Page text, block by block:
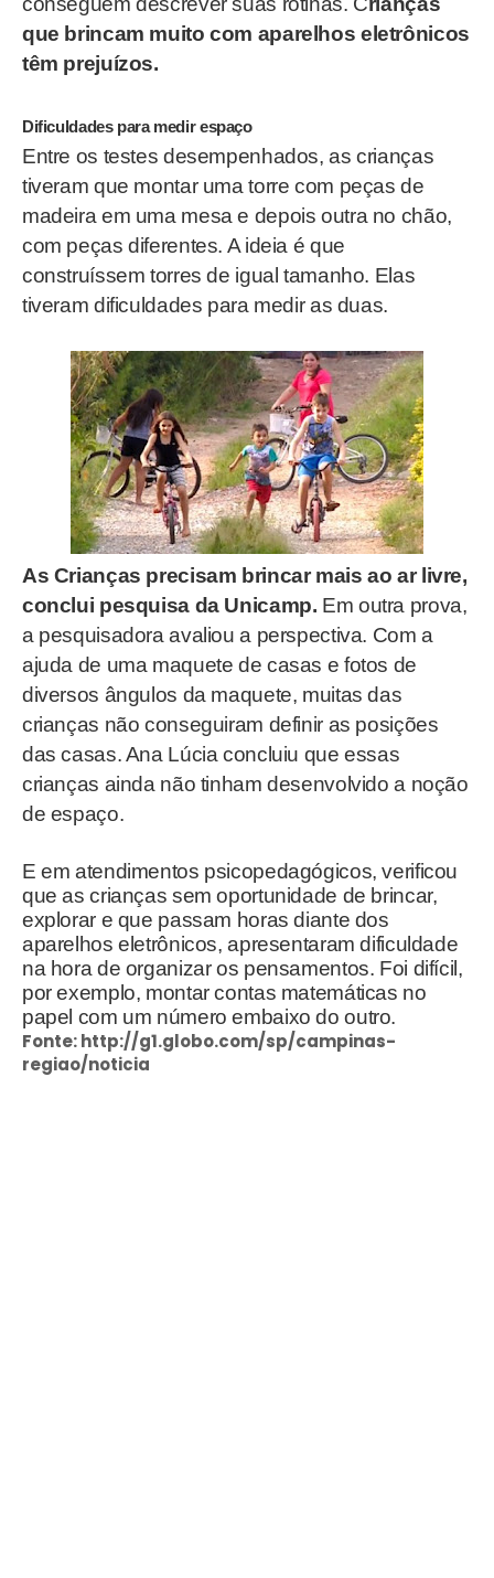
que brincam muito com aparelhos eletrônicos
têm prejuízos.
Dificuldades para medir espaço
Entre os testes desempenhados, as crianças
tiveram que montar uma torre com peças de
madeira em uma mesa e depois outra no chão,
com peças diferentes. A ideia é que
construíssem torres de igual tamanho. Elas
tiveram dificuldades para medir as duas.
As Crianças precisam brincar mais ao ar livre,
conclui pesquisa da Unicamp. Em outra prova,
a pesquisadora avaliou a perspectiva. Com a
ajuda de uma maquete de casas e fotos de
diversos ângulos da maquete, muitas das
crianças não conseguiram definir as posições
das casas. Ana Lúcia concluiu que essas
crianças ainda não tinham desenvolvido a noção
de espaço.
E em atendimentos psicopedagógicos, verificou
que as crianças sem oportunidade de brincar,
explorar e que passam horas diante dos
aparelhos eletrônicos, apresentaram dificuldade
na hora de organizar os pensamentos. Foi difícil,
por exemplo, montar contas matemáticas no
papel com um número embaixo do outro.
Fonte: http://g1.globo.com/sp/campinas-
regiao/noticia